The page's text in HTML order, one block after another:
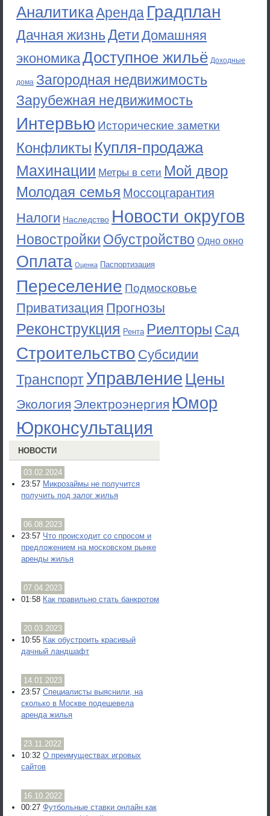
АналитикаАренда Градплан
Дачная жизньДети Домашняя
экономикаДоступное жильё Доходные
дома Загородная недвижимость
Зарубежная недвижимость
Интервью Исторические заметки
Конфликты Купля-продажа
Махинации Метры в сети Мой двор
Молодая семья Моссоцгарантия
Налоги Наследство Новости округов
Новостройки Обустройство Одно окно
Оплата Оценка Паспортизация
Переселение Подмосковье
Приватизация Прогнозы
Реконструкция Рента Риелторы Сад
Строительство Субсидии
ТранспортУправление Цены
Экология Электроэнергия Юмор
Юрконсультация
НОВОСТИ
03.02.2024
23:57 Микрозаймы не получится
получить под залог жилья
06.08.2023
23:57 Что происходит со спросом и
предложением на московском рынке
аренды жилья
07.04.2023
01:58 Как правильно стать банкротом
20.03.2023
10:55 Как обустроить красивый
дачный ландшафт
14.01.2023
23:57 Специалисты выяснили, на
сколько в Москве подешевела
аренда жилья
23.11.2022
10:32 О преимуществах игровых
сайтов
16.10.2022
00:27 Футбольные ставки онлайн как